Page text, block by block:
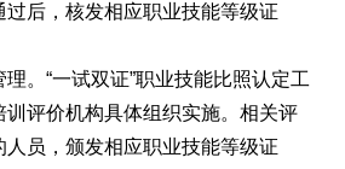
后，核发相应职业技能等级证
“一试双证”职业技能比照认定工
训评价机构具体组织实施。相关评
员，颁发相应职业技能等级证